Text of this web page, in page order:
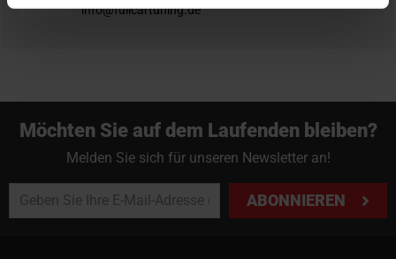
info@fullcartuning.de
Möchten Sie auf dem Laufenden bleiben?
Melden Sie sich für unseren Newsletter an!
ABONNIEREN